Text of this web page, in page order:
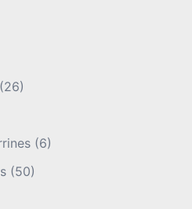
(26)
(6)
(50)